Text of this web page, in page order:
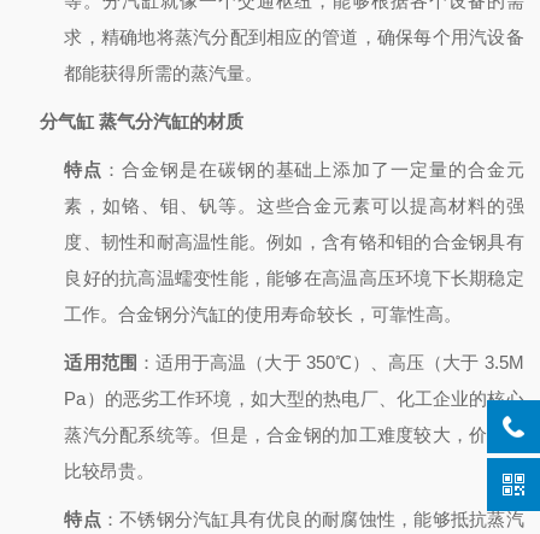
求，精确地将蒸汽分配到相应的管道，确保每个用汽设备
都能获得所需的蒸汽量。
分气缸 蒸气分汽缸的材质
特点 ：合金钢是在碳钢的基础上添加了一定量的合金元
素，如铬、钼、钒等。这些合金元素可以提高材料的强
度、韧性和耐高温性能。例如，含有铬和钼的合金钢具有
良好的抗高温蠕变性能，能够在高温高压环境下长期稳定
工作。合金钢分汽缸的使用寿命较长，可靠性高。
适用范围 ：适用于高温（大于 350℃）、高压（大于 3.5M
Pa）的恶劣工作环境，如大型的热电厂、化工企业的核心
蒸汽分配系统等。但是，合金钢的加工难度较大，价格也
比较昂贵。
特点 ：不锈钢分汽缸具有优良的耐腐蚀性，能够抵抗蒸汽